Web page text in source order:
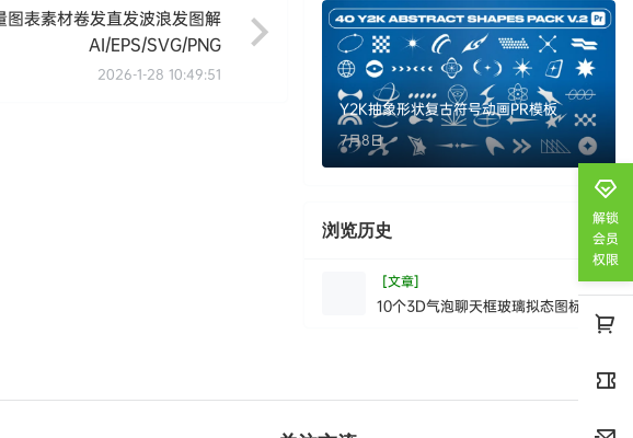
图表素材卷发直发波浪发图解
AI/EPS/SVG/PNG
2026-1-28 10:49:51
Y2K抽象形状复古符号动画PR模板
7月8日
浏览历史 清空
[文章]
10个3D气泡聊天框玻璃拟态图标PNG
解锁
会员
权限